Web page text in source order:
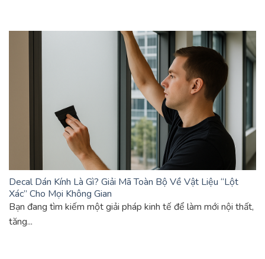
Decal Dán Kính Là Gì? Giải Mã Toàn Bộ Về Vật Liệu “Lột
Xác” Cho Mọi Không Gian
Bạn đang tìm kiếm một giải pháp kinh tế để làm mới nội thất,
tăng...